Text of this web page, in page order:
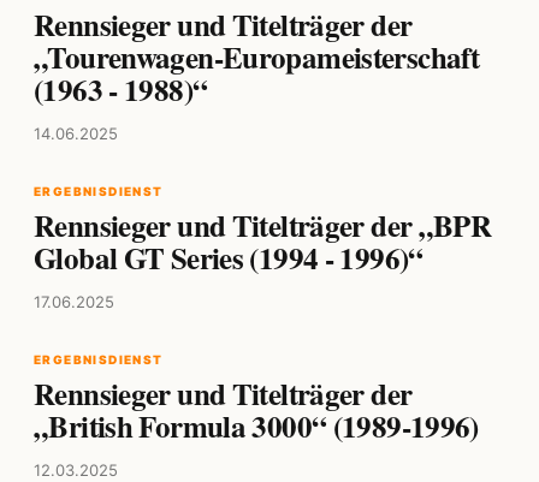
Rennsieger und Titelträger der
„Tourenwagen-Europameisterschaft
(1963 - 1988)“
14.06.2025
ERGEBNISDIENST
Rennsieger und Titelträger der „BPR
Global GT Series (1994 - 1996)“
17.06.2025
ERGEBNISDIENST
Rennsieger und Titelträger der
„British Formula 3000“ (1989-1996)
12.03.2025